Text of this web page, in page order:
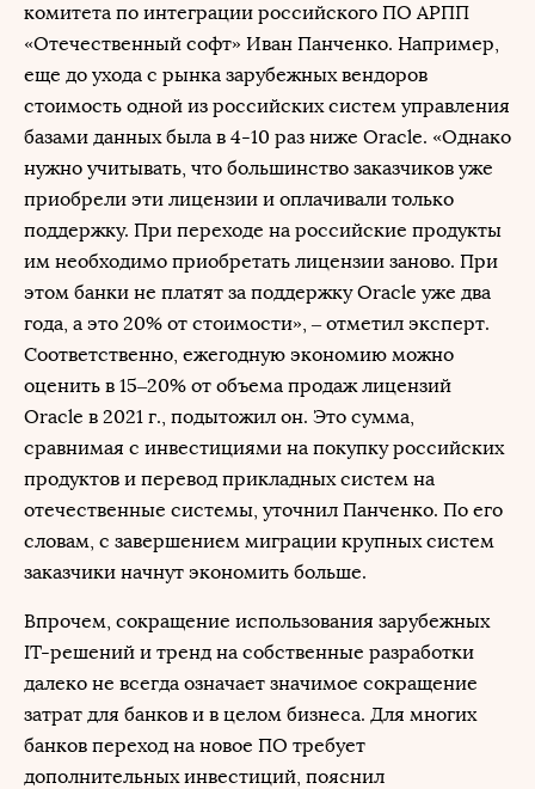
комитета по интеграции российского ПО АРПП
«Отечественный софт» Иван Панченко. Например,
еще до ухода с рынка зарубежных вендоров
стоимость одной из российских систем управления
базами данных была в 4-10 раз ниже Oracle. «Однако
нужно учитывать, что большинство заказчиков уже
приобрели эти лицензии и оплачивали только
поддержку. При переходе на российские продукты
им необходимо приобретать лицензии заново. При
этом банки не платят за поддержку Oracle уже два
года, а это 20% от стоимости», ‒ отметил эксперт.
Соответственно, ежегодную экономию можно
оценить в 15‒20% от объема продаж лицензий
Oracle в 2021 г., подытожил он. Это сумма,
сравнимая с инвестициями на покупку российских
продуктов и перевод прикладных систем на
отечественные системы, уточнил Панченко. По его
словам, с завершением миграции крупных систем
заказчики начнут экономить больше.
Впрочем, сокращение использования зарубежных
IT-решений и тренд на собственные разработки
далеко не всегда означает значимое сокращение
затрат для банков и в целом бизнеса. Для многих
банков переход на новое ПО требует
дополнительных инвестиций, пояснил